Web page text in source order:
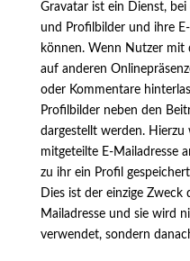
Gravatar ist ein Dienst,
und Profilbilder und ihre
können. Wenn Nutzer mit
auf anderen
oder Kommentare
Profilbilder neben den
dargestellt werden.
mitgeteilte E-Mailadresse
zu ihr ein Profil
Dies ist der einzige
Mailadresse und sie wird
verwendet, sondern